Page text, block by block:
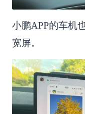
小鹏APP的车机
宽屏。